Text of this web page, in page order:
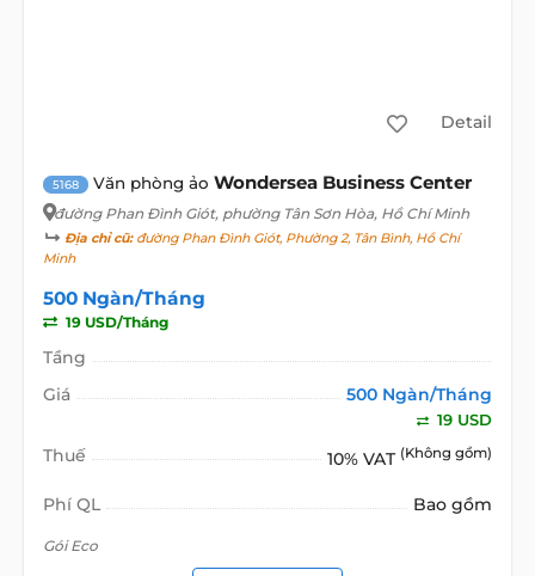
Detail
5168 Văn phòng ảo Wondersea Business Center
đường Phan Đình Giót, phường Tân Sơn Hòa, Hồ Chí Minh
Địa chỉ cũ:đường Phan Đình Giót, Phường 2, Tân Bình, Hồ Chí
Minh
500 Ngàn/Tháng
19 USD/Tháng
Tầng
Giá
500 Ngàn/Tháng
19 USD
Thuế 10% VAT (Không gồm)
Phí QL Bao gồm
Gói Eco